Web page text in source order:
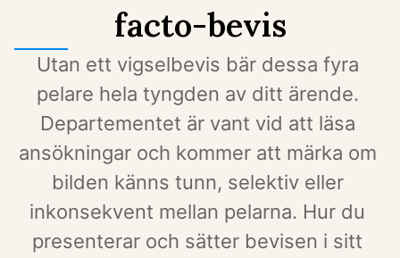
facto-bevis
Utan ett vigselbevis bär dessa fyra
pelare hela tyngden av ditt ärende.
Departementet är vant vid att läsa
ansökningar och kommer att märka om
bilden känns tunn, selektiv eller
inkonsekvent mellan pelarna. Hur du
presenterar och sätter bevisen i sitt